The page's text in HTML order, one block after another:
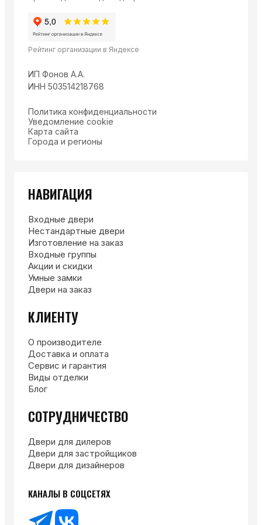
Рейтинг организации в Яндексе
ИП Фонов А.А.
ИНН 503514218768
Политика конфиденциальности
Уведомление cookie
Карта сайта
Города и регионы
НАВИГАЦИЯ
Входные двери
Нестандартные двери
Изготовление на заказ
Входные группы
Акции и скидки
Умные замки
Двери на заказ
КЛИЕНТУ
О производителе
Доставка и оплата
Сервис и гарантия
Виды отделки
Блог
СОТРУДНИЧЕСТВО
Двери для дилеров
Двери для застройщиков
Двери для дизайнеров
КАНАЛЫ В СОЦСЕТЯХ